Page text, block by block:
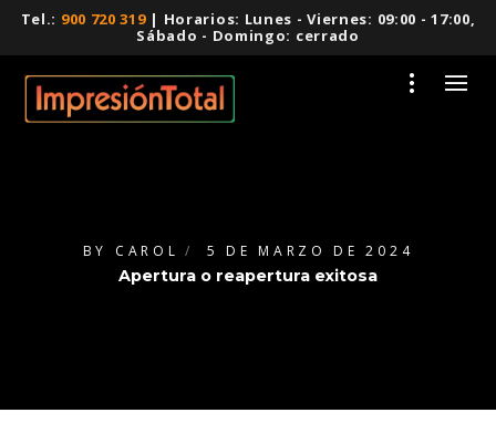
Tel.: 900 720 319| Horarios: Lunes - Viernes: 09:00 - 17:00,
Sábado - Domingo: cerrado
BY CAROL 5 DE MARZO DE 2024
Apertura o reapertura exitosa